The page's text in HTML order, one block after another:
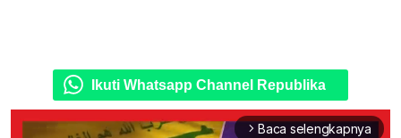
Ikuti Whatsapp Channel Republika
arrow_forward_ios Baca selengkapnya